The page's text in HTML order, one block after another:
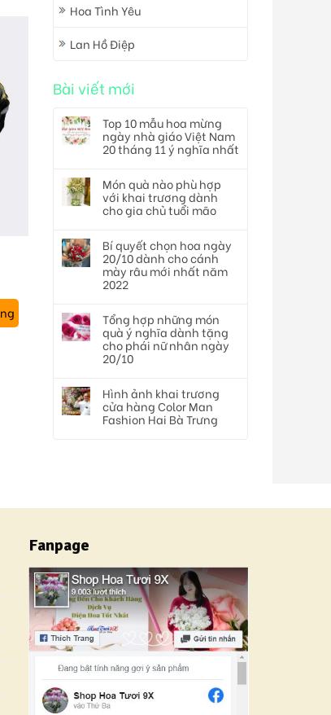
Hoa Tình Yêu
Lan Hồ Điệp
Bài viết mới
Top 10 mẫu hoa mừng
ngày nhà giáo Việt Nam
20 tháng 11 ý nghĩa nhất
Món quà nào phù hợp
với khai trương dành
cho gia chủ tuổi mão
Bí quyết chọn hoa ngày
20/10 dành cho cánh
mày râu mới nhất năm
2022
Tổng hợp những món
quà ý nghĩa dành tặng
cho phái nữ nhân ngày
20/10
Hình ảnh khai trương
cửa hàng Color Man
Fashion Hai Bà Trưng
Fanpage